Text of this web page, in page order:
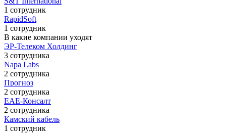
1 сотрудник
RapidSoft
1 сотрудник
В какие компании уходят
ЭР-Телеком Холдинг
3 сотрудника
Napa Labs
2 сотрудника
Прогноз
2 сотрудника
ЕАЕ-Консалт
2 сотрудника
Камский кабель
1 сотрудник